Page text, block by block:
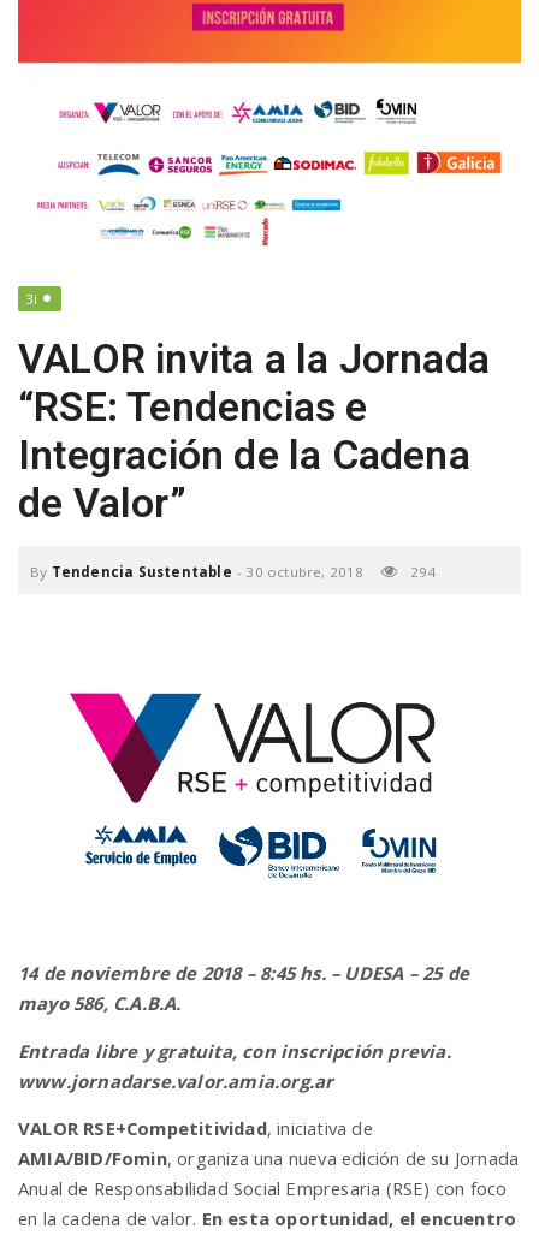
a
t
3i
VALOR invita a la Jornada
“RSE: Tendencias e
Integración de la Cadena
de Valor”
By Tendencia Sustentable - 30 octubre, 2018 294
14 de noviembre de 2018 – 8:45 hs. – UDESA – 25 de
mayo 586, C.A.B.A.
Entrada libre y gratuita, con inscripción previa.
www.jornadarse.valor.amia.org.ar
VALOR RSE+Competitividad, iniciativa de
AMIA/BID/Fomin, organiza una nueva edición de su Jornada
Anual de Responsabilidad Social Empresaria (RSE) con foco
en la cadena de valor. En esta oportunidad, el encuentro